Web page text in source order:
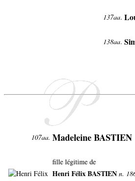
137aa.
138aa.
107aa. Madeleine BASTIEN
fille légitime de
Henri Félix BASTIEN n.